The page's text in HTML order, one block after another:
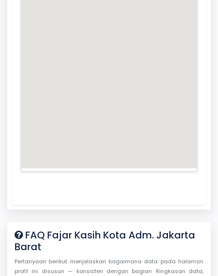
FAQ Fajar Kasih Kota Adm. Jakarta
Barat
Pertanyaan berikut menjelaskan bagaimana data pada halaman
profil ini disusun — konsisten dengan bagian Ringkasan data,